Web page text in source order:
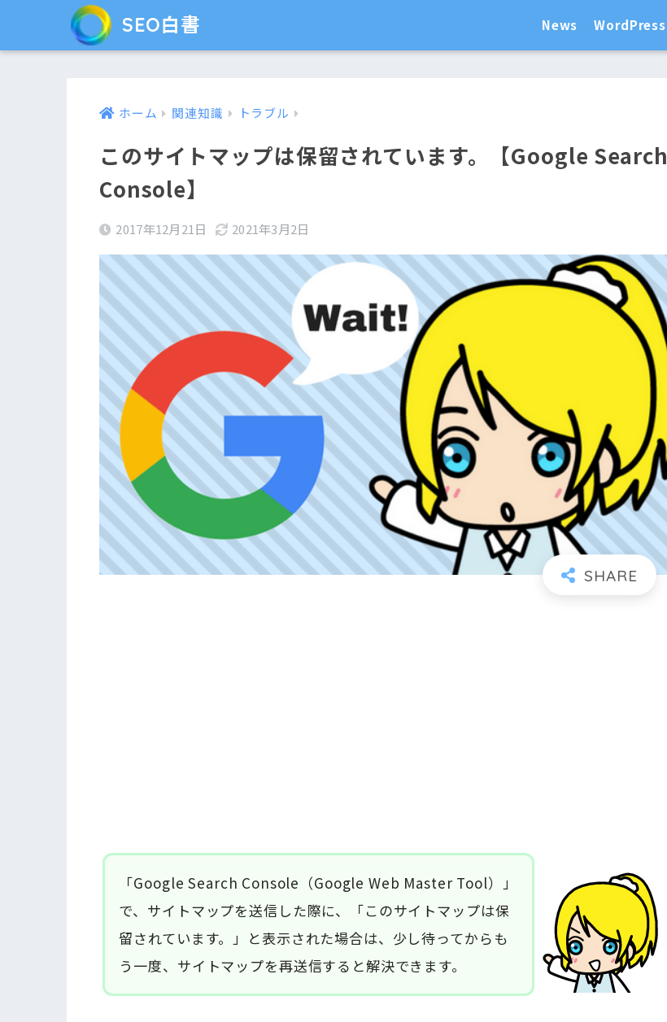
SEO白書 News WordPress
ホーム 関連知識 トラブル
このサイトマップは保留されています。【Google Search
Console】
2017年12月21日 2021年3月2日
「Google Search Console（Google Web Master Tool）」
で、サイトマップを送信した際に、「このサイトマップは保
留されています。」と表示された場合は、少し待ってからも
う一度、サイトマップを再送信すると解決できます。